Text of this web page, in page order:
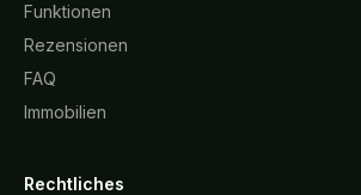
Funktionen
Rezensionen
FAQ
Immobilien
Rechtliches